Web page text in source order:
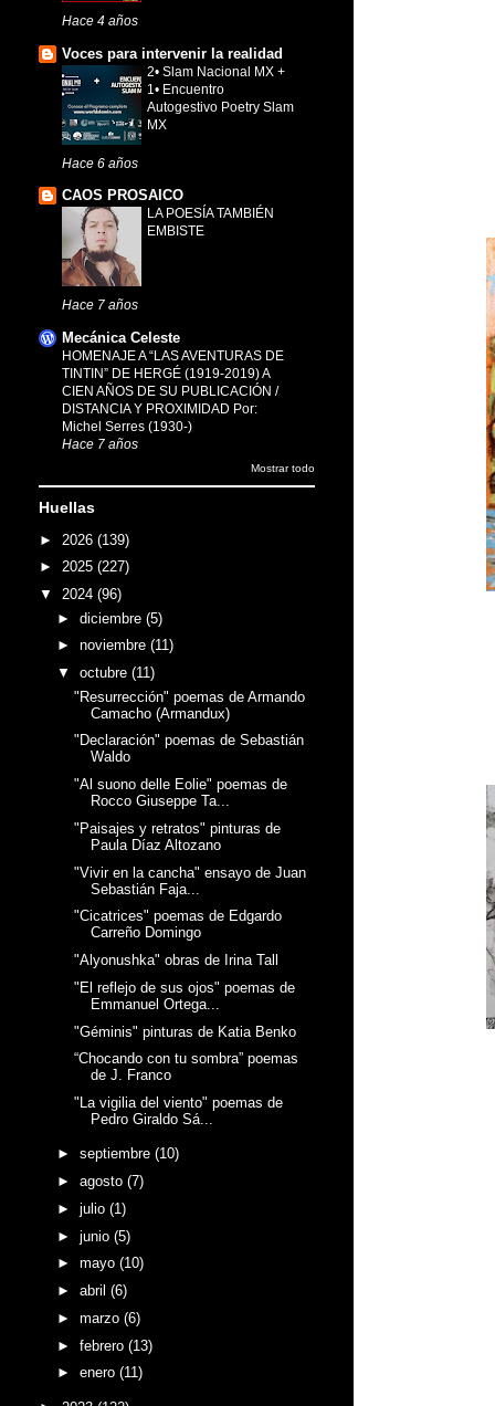
Hace 4 años
Voces para intervenir la realidad
2• Slam Nacional MX +
1• Encuentro
Autogestivo Poetry Slam
MX
Hace 6 años
CAOS PROSAICO
LA POESÍA TAMBIÉN
EMBISTE
Hace 7 años
Mecánica Celeste
HOMENAJE A “LAS AVENTURAS DE
TINTIN” DE HERGÉ (1919-2019) A
CIEN AÑOS DE SU PUBLICACIÓN /
DISTANCIA Y PROXIMIDAD Por:
Michel Serres (1930-)
Hace 7 años
Mostrar todo
Huellas
► 2026 (139)
► 2025 (227)
▼ 2024 (96)
► diciembre (5)
► noviembre (11)
▼ octubre (11)
"Resurrección" poemas de Armando
Camacho (Armandux)
"Declaración" poemas de Sebastián
Waldo
"Al suono delle Eolie" poemas de
Rocco Giuseppe Ta...
"Paisajes y retratos" pinturas de
Paula Díaz Altozano
"Vivir en la cancha" ensayo de Juan
Sebastián Faja...
"Cicatrices" poemas de Edgardo
Carreño Domingo
"Alyonushka" obras de Irina Tall
"El reflejo de sus ojos" poemas de
Emmanuel Ortega...
"Géminis" pinturas de Katia Benko
“Chocando con tu sombra” poemas
de J. Franco
"La vigilia del viento" poemas de
Pedro Giraldo Sá...
► septiembre (10)
► agosto (7)
► julio (1)
► junio (5)
► mayo (10)
► abril (6)
► marzo (6)
► febrero (13)
► enero (11)